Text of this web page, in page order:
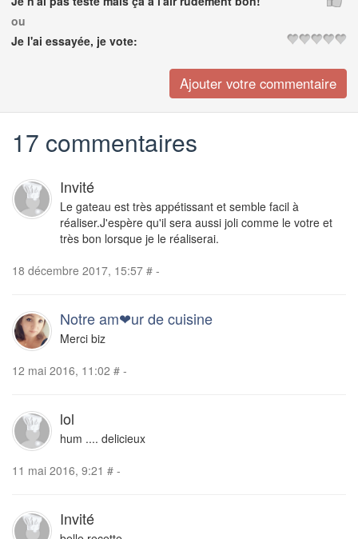
ou
Je l'ai essayée, je vote:
17 commentaires
Invité
Le gateau est très appétissant et semble facil à
réaliser.J'espère qu'il sera aussi joli comme le votre et
très bon lorsque je le réaliserai.
18 décembre 2017, 15:57 # -
Notre am❤ur de cuisine
Merci biz
12 mai 2016, 11:02 # -
lol
hum .... delicieux
11 mai 2016, 9:21 # -
Invité